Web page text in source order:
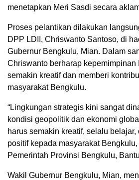
menetapkan Meri Sasdi secara
Proses pelantikan dilakukan
DPP LDII, Chriswanto Santoso, di
Gubernur Bengkulu, Mian. Dalam
Chriswanto berharap kepemimpinan
semakin kreatif dan memberi
masyarakat Bengkulu.
“Lingkungan strategis kini sangat
kondisi geopolitik dan ekonomi
harus semakin kreatif, selalu belajar,
positif kepada masyarakat
Pemerintah Provinsi Bengkulu,
Wakil Gubernur Bengkulu, Mian,